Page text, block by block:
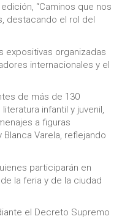
“Caminos que nos
destacando el rol del
expositivas organizadas
internacionales y el
de más de 130
infantil y juvenil,
a figuras
Varela, reflejando
participarán en
la feria y de la ciudad
el Decreto Supremo